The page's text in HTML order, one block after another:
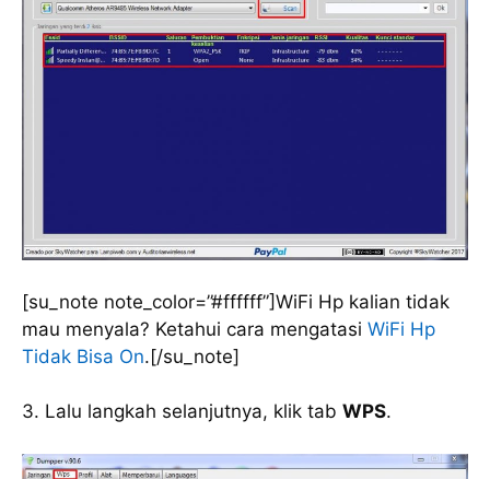
[su_note note_color=”#ffffff”]WiFi Hp kalian tidak
mau menyala? Ketahui cara mengatasi WiFi Hp
Tidak Bisa On.[/su_note]
3. Lalu langkah selanjutnya, klik tab WPS.